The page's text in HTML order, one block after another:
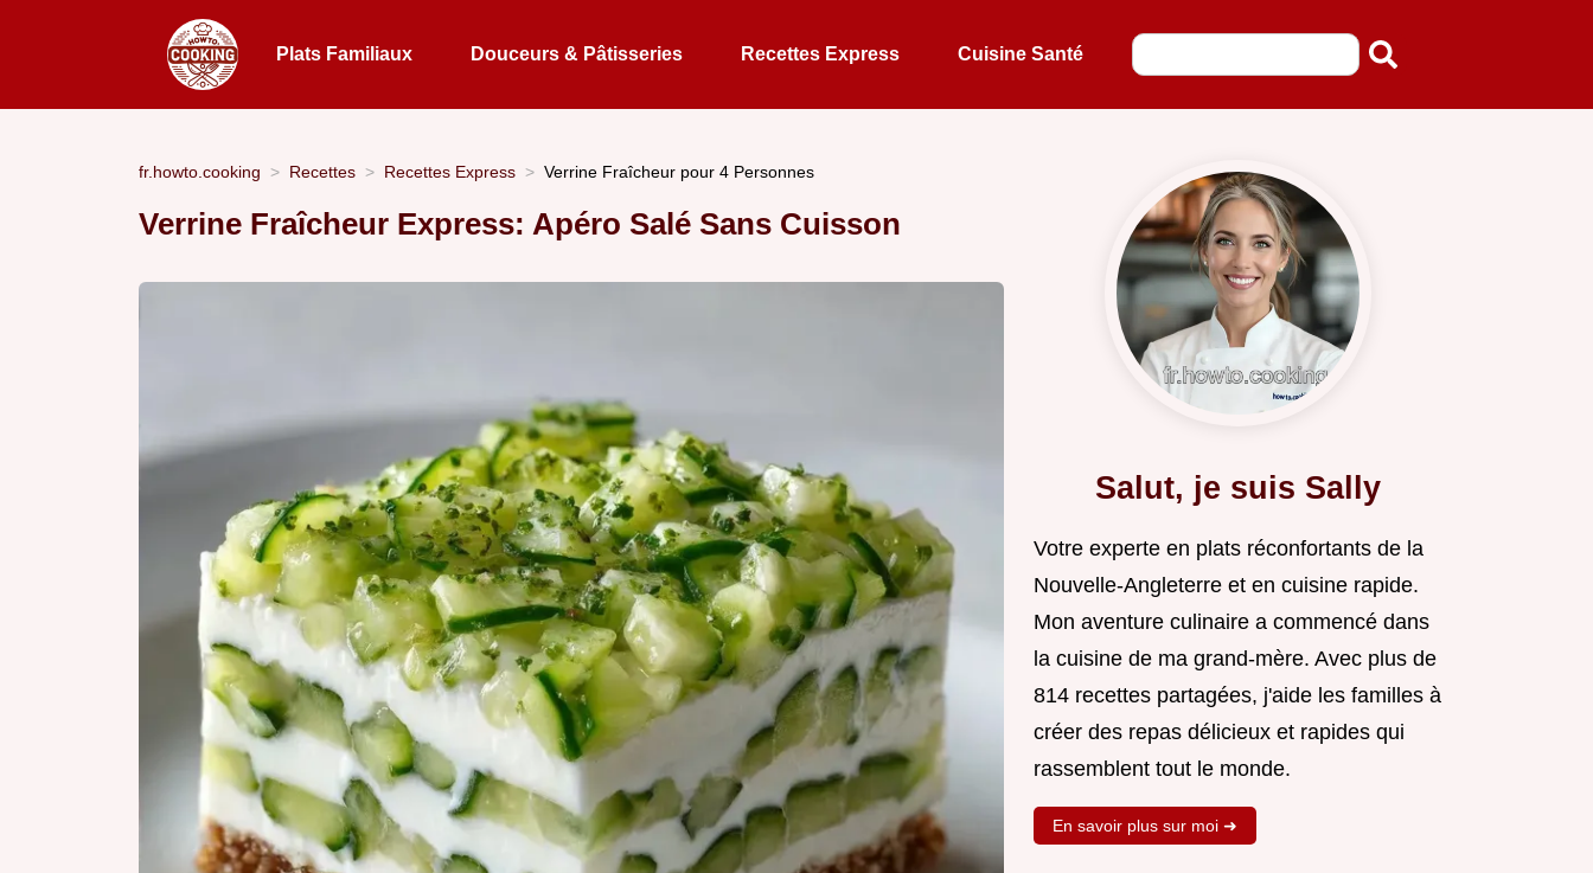
Plats Familiaux Douceurs & Pâtisseries Recettes Express Cuisine Santé
fr.howto.cooking Recettes Recettes Express Verrine Fraîcheur pour 4 Personnes
Verrine Fraîcheur Express: Apéro Salé Sans Cuisson
Salut, je suis Sally
Votre experte en plats réconfortants de la
Nouvelle-Angleterre et en cuisine rapide.
Mon aventure culinaire a commencé dans
la cuisine de ma grand-mère. Avec plus de
814 recettes partagées, j'aide les familles à
créer des repas délicieux et rapides qui
rassemblent tout le monde.
En savoir plus sur moi ➜